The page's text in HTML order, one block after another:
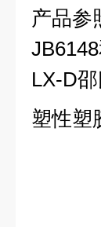
产品参
JB6148
LX-D
塑性塑